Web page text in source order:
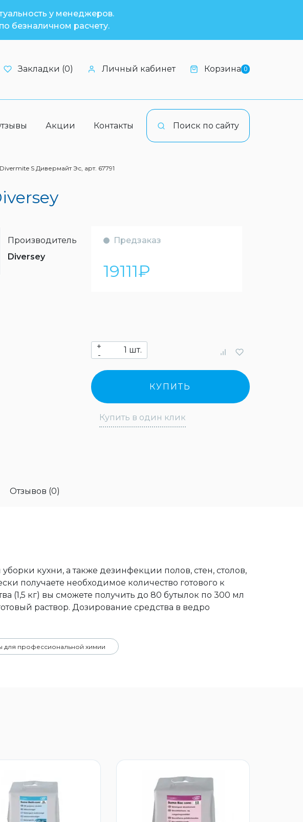
у менеджеров.
безналичном расчету.
Закладки (0) Личный кабинет Корзина 0
Поиск по сайту
Акции Контакты
Divermite S Дивермайт Эс, арт. 67791
Производитель
Diversey
Предзаказ
19111₽
+
-
шт.
КУПИТЬ
Купить в один клик
Отзывов (0)
кухни, а также дезинфекции полов, стен, столов,
получаете необходимое количество готового к
(1,5 кг) вы сможете получить до 80 бутылок по 300 мл
раствор. Дозирование средства в ведро
для профессиональной химии